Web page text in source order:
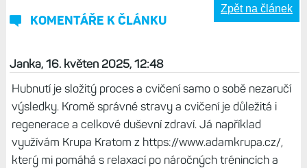
KOMENTÁŘE K ČLÁNKU
Zpět na článek
Janka, 16. květen 2025, 12:48
Hubnutí je složitý proces a cvičení samo o sobě nezaručí
výsledky. Kromě správné stravy a cvičení je důležitá i
regenerace a celkové duševní zdraví. Já například
využívám Krupa Kratom z https://www.adamkrupa.cz/,
který mi pomáhá s relaxací po náročných trénincích a